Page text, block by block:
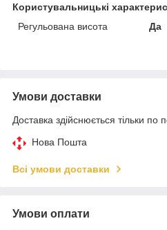
Користувальницькі
Регульована висота
Да
Умови доставки
Доставка здійснюється тільки по
Нова Пошта
Всі умови доставки
Умови оплати